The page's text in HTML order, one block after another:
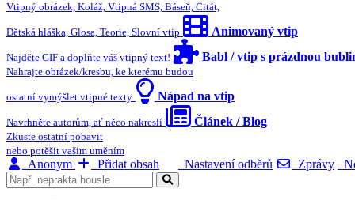
Vtipný obrázek, Koláž, Vtipná SMS, Báseň, Citát,
Dětská hláška, Glosa, Teorie, Slovní vtip Animovaný vtip
Najděte GIF a doplňte váš vtipný text! Babl / vtip s prázdnou
Nahrajte obrázek/kresbu, ke kterému budou
ostatní vymýšlet vtipné texty Nápad na vtip
Navrhněte autorům, ať něco nakreslí Článek / Blog
Zkuste ostatní pobavit
nebo potěšit vašim uměním
Anonym Přidat obsah Nastavení odběrů Zprávy